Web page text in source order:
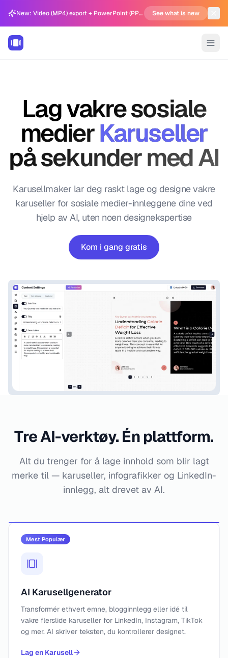
New: Video (MP4) export + PowerPoint (PPTX) support in Carousel Generator See what is new
Lag vakre sosiale
medierKaruseller
på sekunder med AI
Karusellmaker lar deg raskt lage og designe vakre
karuseller for sosiale medier-innleggene dine ved
hjelp av AI, uten noen designekspertise
Kom i gang gratis
Tre AI-verktøy. Én plattform.
Alt du trenger for å lage innhold som blir lagt
merke til — karuseller, infografikker og LinkedIn-
innlegg, alt drevet av AI.
Mest Populær
AI Karusellgenerator
Transformér ethvert emne, blogginnlegg eller idé til
vakre flerslide karuseller for LinkedIn, Instagram, TikTok
og mer. AI skriver teksten, du kontrollerer designet.
Lag en Karusell